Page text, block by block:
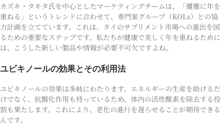
カズキ・タキタ氏を中心としたマーケティングチームは、「優雅に年を
重ねる」というトレンドに合わせて、専門家グループ（KOLs）との協
力計画を立てています。これは、タイのサプリメント市場への進出を図
るための重要なステップです。私たちが健康で美しく年を重ねるために
は、こうした新しい製品や情報が必要不可欠ですよね。
ユビキノールの効果とその利用法
ユビキノールの効果は多岐にわたります。エネルギーの生産を助けるだ
けでなく、抗酸化作用も持っているため、体内の活性酸素を除去する役
割も果たします。これにより、老化の進行を遅らせることが期待できる
んです。